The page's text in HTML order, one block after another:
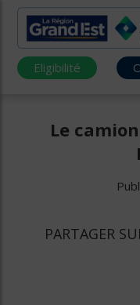
Eligibilité
Le
PARTAGER